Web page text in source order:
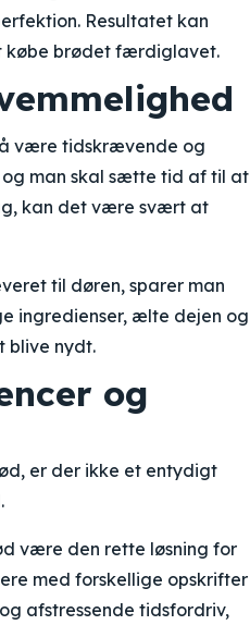
Resultatet kan
købe brødet færdiglavet.
være tidskrævende og
man skal sætte tid af til at
kan det være svært at
til døren, sparer man
ingredienser, ælte dejen og
blive nydt.
og
er der ikke et entydigt
være den rette løsning for
med forskellige opskrifter
afstressende tidsfordriv,